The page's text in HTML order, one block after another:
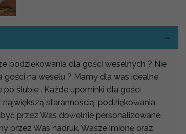
podziękowania dla gości weselnych ? Nie
na weselu ? Mamy dla was idealne
ślubie . Każde upominki dla gości
starannością. podziękowania
przez Was dowolnie personalizowane,
przez Was nadruk, Wasze imionę oraz